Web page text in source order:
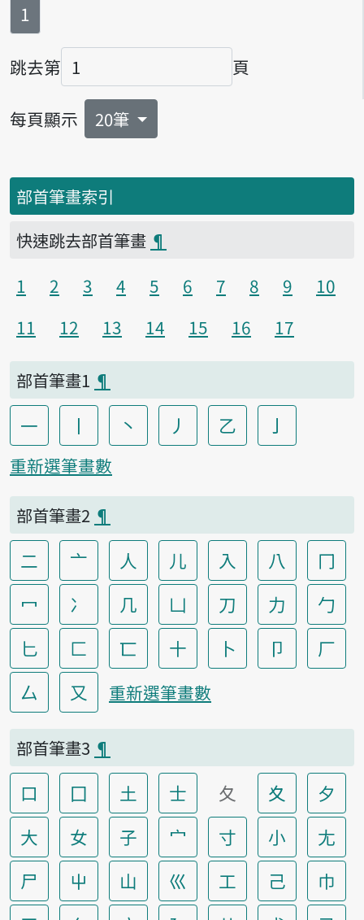
第
1
跳去第
頁碼
頁
每頁顯示 20筆
部首筆畫索引
快速跳去部首筆畫 ¶
1
2 3 4 5 6 7 8 9
10
11
12 13 14 15 16 17
部首筆畫1 ¶
一 丨 丶 丿 乙 亅
重新選筆畫數
部首筆畫2 ¶
二 亠 人 儿 入 八
冂
冖
冫 几 凵 刀 力
勹
匕
匚 匸 十 卜 卩
厂
厶
又 重新選筆畫數
部首筆畫3 ¶
口 囗 土 士 夂 夊
夕
大
女 子 宀 寸 小
尢
尸
屮 山 巛 工 己
巾